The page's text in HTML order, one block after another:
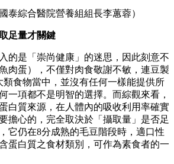
泰綜合醫院營養組組長李蕙蓉）
足量才關鍵
的是「崇尚健康」的迷思，因此刻意不
肉蛋），不僅對肉食敬謝不敏，連豆製
類食物當中，並沒有任何一樣能提供所
一項都不是明智的選擇。而綜觀來看，
白質來源，在人體內的吸收利用率確實
擔心的，完全取決於「攝取量」是否足
它仍在8分成熟的毛豆階段時，適口性
蛋白質之食材類別，可作為素食者的一